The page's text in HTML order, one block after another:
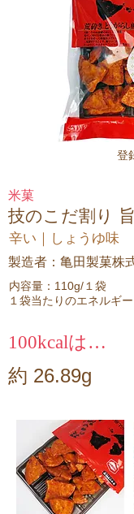
登
米菓
技のこだ割り
辛い｜しょうゆ味
製造者：亀田製菓株
内容量：110g/１袋
１袋当たりのエネルギ
100kcalは…
約 26.89g